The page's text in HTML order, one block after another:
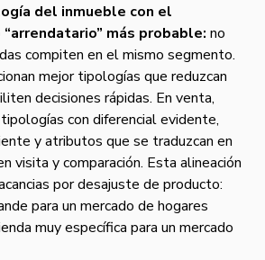
del inmueble con el
“arrendatario” más probable: no
compiten en el mismo segmento.
mejor tipologías que reduzcan
decisiones rápidas. En venta,
con diferencial evidente,
y atributos que se traduzcan en
visita y comparación. Esta alineación
por desajuste de producto:
para un mercado de hogares
muy específica para un mercado